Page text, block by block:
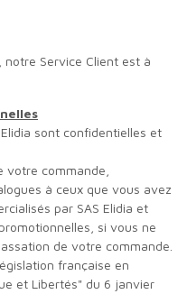
Service Client est à
sont confidentielles et
commande,
à ceux que vous avez
par SAS Elidia et
si vous ne
de votre commande.
française en
et Libertés" du 6 janvier